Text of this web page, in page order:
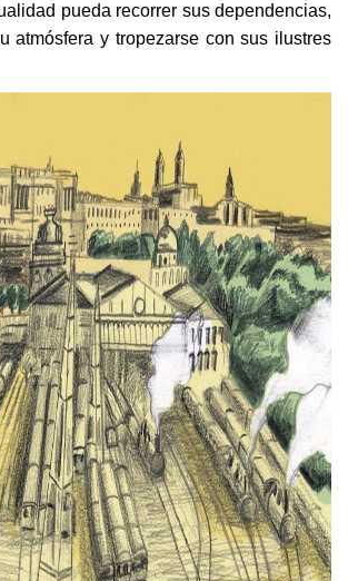
pueda recorrer sus dependencias,
atmósfera y tropezarse con sus ilustres